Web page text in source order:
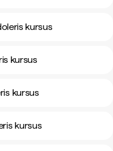
kursus
kursus
kursus
kursus